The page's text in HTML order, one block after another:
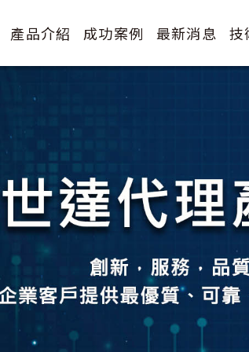
產品介紹 成功案例 最新消息 技